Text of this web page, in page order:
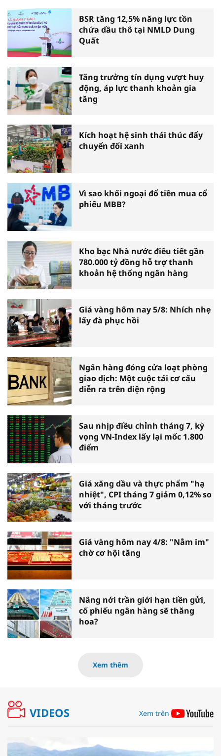
BSR tăng 12,5% năng lực tồn
chứa dầu thô tại NMLD Dung
Quất
Tăng trưởng tín dụng vượt huy
động, áp lực thanh khoản gia
tăng
Kích hoạt hệ sinh thái thúc đẩy
chuyển đổi xanh
Vì sao khối ngoại đổ tiền mua cổ
phiếu MBB?
Kho bạc Nhà nước điều tiết gần
780.000 tỷ đồng hỗ trợ thanh
khoản hệ thống ngân hàng
Giá vàng hôm nay 5/8: Nhích nhẹ
lấy đà phục hồi
Ngân hàng đóng cửa loạt phòng
giao dịch: Một cuộc tái cơ cấu
diễn ra trên diện rộng
Sau nhịp điều chỉnh tháng 7, kỳ
vọng VN-Index lấy lại mốc 1.800
điểm
Giá xăng dầu và thực phẩm "hạ
nhiệt", CPI tháng 7 giảm 0,12% so
với tháng trước
Giá vàng hôm nay 4/8: "Nằm im"
chờ cơ hội tăng
Nâng nới trần giới hạn tiền gửi,
cổ phiếu ngân hàng sẽ thăng
hoa?
Xem thêm
VIDEOS Xem trên